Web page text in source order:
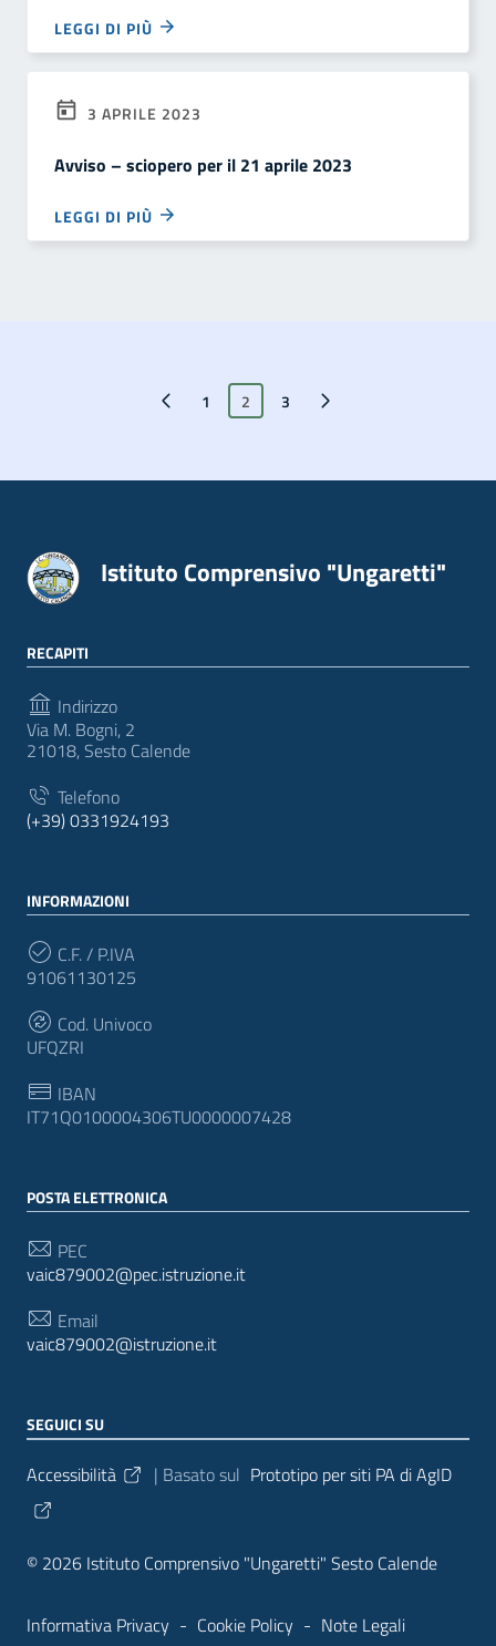
LEGGI DI PIÙ
3 APRILE 2023
Avviso – sciopero per il 21 aprile 2023
LEGGI DI PIÙ
Pagina precedente
1 2 3
Pagina successiva
Istituto Comprensivo "Ungaretti"
RECAPITI
Indirizzo
Via M. Bogni, 2
21018, Sesto Calende
Telefono
(+39) 0331924193
INFORMAZIONI
C.F. / P.IVA
91061130125
Cod. Univoco
UFQZRI
IBAN
IT71Q0100004306TU0000007428
POSTA ELETTRONICA
PEC
vaic879002@pec.istruzione.it
Email
vaic879002@istruzione.it
SEGUICI SU
Sezione Link Utili
Accessibilità | Basato sul Prototipo per siti PA di AgID
© 2026 Istituto Comprensivo "Ungaretti" Sesto Calende
Informativa Privacy - Cookie Policy - Note Legali